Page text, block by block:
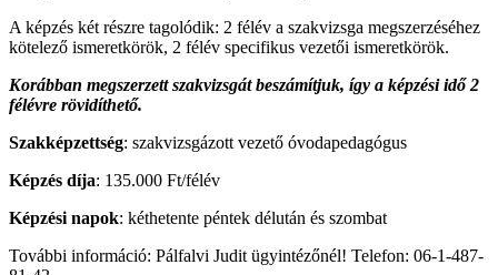
A képzés két részre tagolódik: 2 félév a szakvizsga megszerzéséhez
kötelező ismeretkörök, 2 félév specifikus vezetői ismeretkörök.
Korábban megszerzett szakvizsgát beszámítjuk, így a képzési idő 2
félévre rövidíthető.
Szakképzettség: szakvizsgázott vezető óvodapedagógus
Képzés díja: 135.000 Ft/félév
Képzési napok: kéthetente péntek délután és szombat
További információ: Pálfalvi Judit ügyintézőnél! Telefon: 06-1-487-